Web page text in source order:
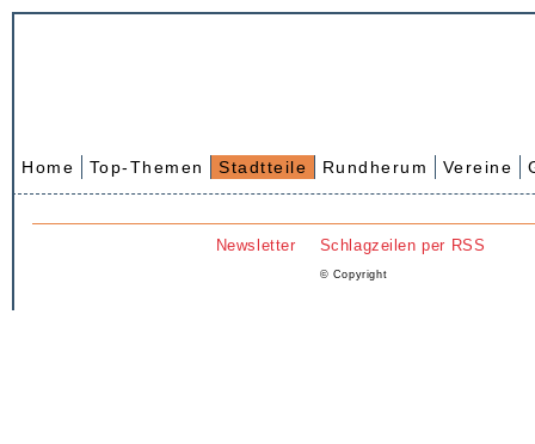
Home Top-Themen Stadtteile Rundherum Vereine
Newsletter Schlagzeilen per RSS
© Copyright